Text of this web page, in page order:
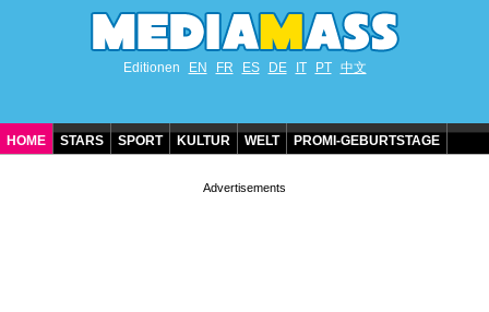
Editionen EN FR ES DE IT PT 中文
HOME STARS SPORT KULTUR WELT PROMI-GEBURTSTAGE